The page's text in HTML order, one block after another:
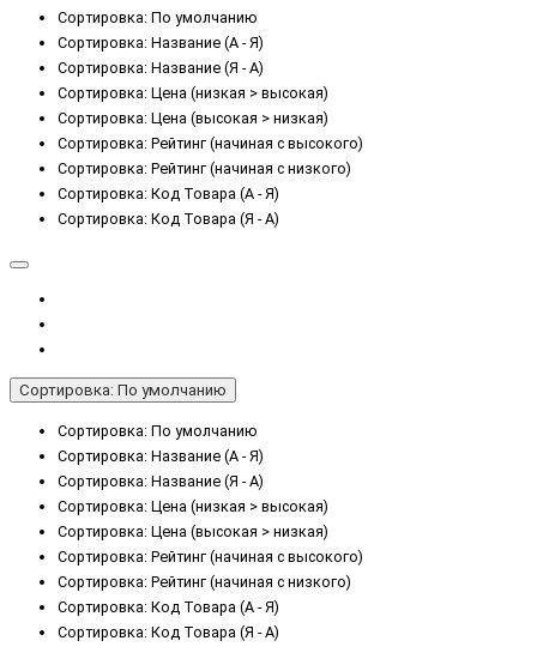
Сортировка: По умолчанию
Сортировка: Название (А - Я)
Сортировка: Название (Я - А)
Сортировка: Цена (низкая > высокая)
Сортировка: Цена (высокая > низкая)
Сортировка: Рейтинг (начиная с высокого)
Сортировка: Рейтинг (начиная с низкого)
Сортировка: Код Товара (А - Я)
Сортировка: Код Товара (Я - А)
Сортировка: По умолчанию
Сортировка: По умолчанию
Сортировка: Название (А - Я)
Сортировка: Название (Я - А)
Сортировка: Цена (низкая > высокая)
Сортировка: Цена (высокая > низкая)
Сортировка: Рейтинг (начиная с высокого)
Сортировка: Рейтинг (начиная с низкого)
Сортировка: Код Товара (А - Я)
Сортировка: Код Товара (Я - А)